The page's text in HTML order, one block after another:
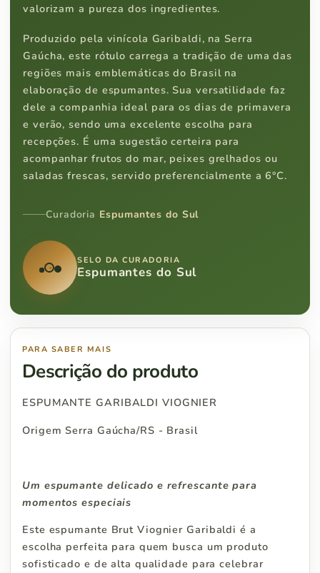
valorizam a pureza dos ingredientes.
Produzido pela vinícola Garibaldi, na Serra
Gaúcha, este rótulo carrega a tradição de uma das
regiões mais emblemáticas do Brasil na
elaboração de espumantes. Sua versatilidade faz
dele a companhia ideal para os dias de primavera
e verão, sendo uma excelente escolha para
recepções. É uma sugestão certeira para
acompanhar frutos do mar, peixes grelhados ou
saladas frescas, servido preferencialmente a 6°C.
Curadoria Espumantes do Sul
SELO DA CURADORIA
Espumantes do Sul
PARA SABER MAIS
Descrição do produto
ESPUMANTE GARIBALDI VIOGNIER
Origem Serra Gaúcha/RS - Brasil
Um espumante delicado e refrescante para
momentos especiais
Este espumante Brut Viognier Garibaldi é a
escolha perfeita para quem busca um produto
sofisticado e de alta qualidade para celebrar